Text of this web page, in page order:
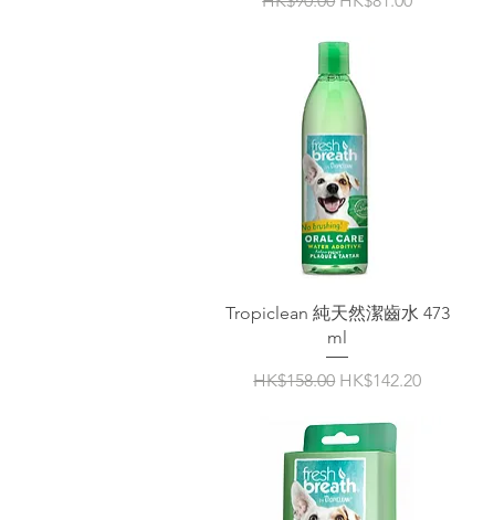
Tropiclean 純天然潔齒水 473
ml
一般價格
HK$158.00 促銷價格
HK$142.20